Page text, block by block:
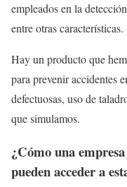
empleados en la
entre otras características.
Hay un producto que
para prevenir accidentes
defectuosas, uso de
que simulamos.
¿Cómo una
pueden acceder a